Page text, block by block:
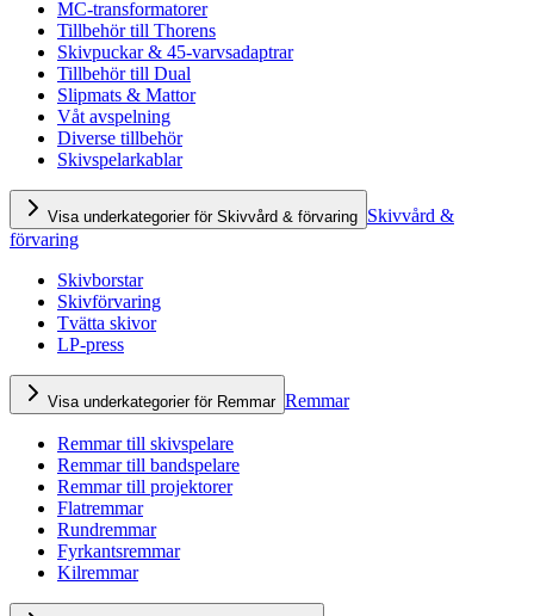
MC-transformatorer
Tillbehör till Thorens
Skivpuckar & 45-varvsadaptrar
Tillbehör till Dual
Slipmats & Mattor
Våt avspelning
Diverse tillbehör
Skivspelarkablar
Visa underkategorier för Skivvård & förvaring Skivvård &
förvaring
Skivborstar
Skivförvaring
Tvätta skivor
LP-press
Visa underkategorier för Remmar Remmar
Remmar till skivspelare
Remmar till bandspelare
Remmar till projektorer
Flatremmar
Rundremmar
Fyrkantsremmar
Kilremmar